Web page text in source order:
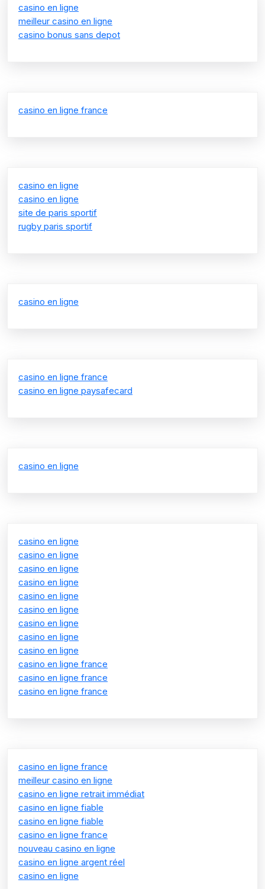
casino en ligne
meilleur casino en ligne
casino bonus sans depot
casino en ligne france
casino en ligne
casino en ligne
site de paris sportif
rugby paris sportif
casino en ligne
casino en ligne france
casino en ligne paysafecard
casino en ligne
casino en ligne
casino en ligne
casino en ligne
casino en ligne
casino en ligne
casino en ligne
casino en ligne
casino en ligne
casino en ligne
casino en ligne france
casino en ligne france
casino en ligne france
casino en ligne france
meilleur casino en ligne
casino en ligne retrait immédiat
casino en ligne fiable
casino en ligne fiable
casino en ligne france
nouveau casino en ligne
casino en ligne argent réel
casino en ligne